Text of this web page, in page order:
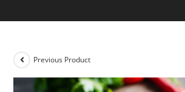
Previous Product